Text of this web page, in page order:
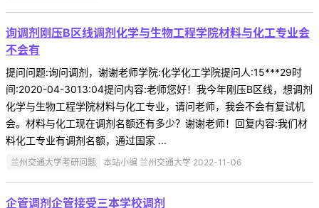
询调剂刚压B区线调剂化学与生物工程学院材料与化工专业会
不会有
提问问题:询问调剂，谢谢老师学院:化学化工学院提问人:15***29时
间:2020-04-3013:04提问内容:老师您好！我今年刚压B区线，想调剂
化学与生物工程学院材料与化工专业，请问老师，我会不会有复试机
会。材料与化工现在调剂名额还有多少？谢谢老师！回复内容:我们材
料化工专业有调剂名额，通过国家 ...
兰州交通大学考研问题 本站小编 兰州交通大学 2022-11-06
企管调剂企管接受三本学校调剂